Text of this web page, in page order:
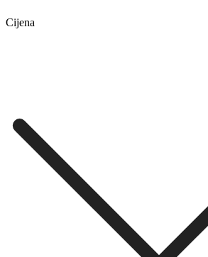
Cijena